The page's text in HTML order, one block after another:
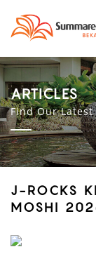
ARTICLES
Find Our Latest
J-ROCKS
MOSHI